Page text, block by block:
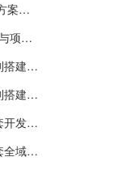
享
经验
服务
服务
化服务
服务